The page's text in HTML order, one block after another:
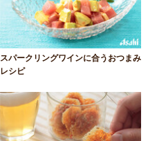
スパークリングワインに合うおつまみ
レシピ